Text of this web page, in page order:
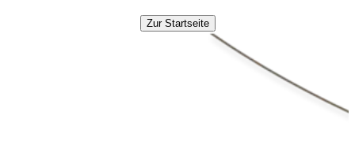
Zur Startseite